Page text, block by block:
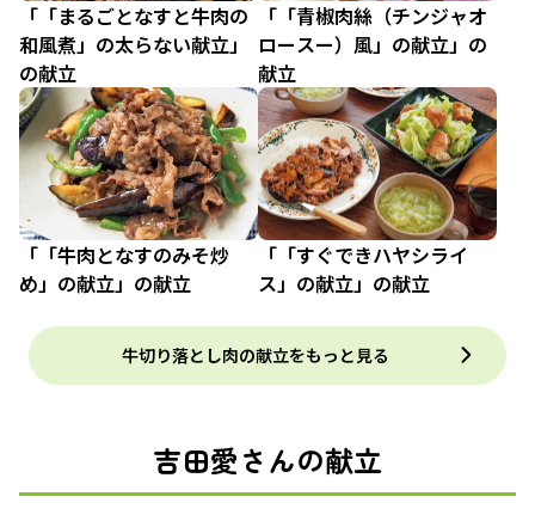
「「まるごとなすと牛肉の
和風煮」の太らない献立」
の献立
「「青椒肉絲（チンジャオ
ロースー）風」の献立」の
献立
「「牛肉となすのみそ炒
め」の献立」の献立
「「すぐできハヤシライ
ス」の献立」の献立
牛切り落とし肉の献立をもっと見る
吉田愛さんの献立